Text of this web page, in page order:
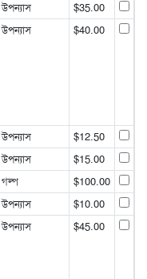
উপন্যাস
$35.00
উপন্যাস $40.00
উপন্যাস
$12.50
উপন্যাস
$15.00
গল্প
$100.00
উপন্যাস
$10.00
উপন্যাস $45.00